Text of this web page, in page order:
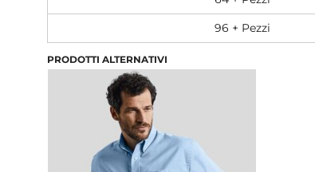
96 + Pezzi
PRODOTTI ALTERNATIVI